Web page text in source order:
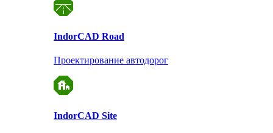
IndorCAD Road
Проектирование автодорог
IndorCAD Site